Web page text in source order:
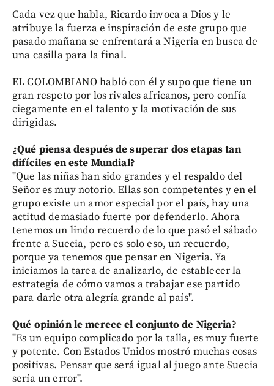
Cada vez que habla, Ricardo invoca a Dios y le
atribuye la fuerza e inspiración de este grupo que
pasado mañana se enfrentará a Nigeria en busca de
una casilla para la final.
EL COLOMBIANO habló con él y supo que tiene un
gran respeto por los rivales africanos, pero confía
ciegamente en el talento y la motivación de sus
dirigidas.
¿Qué piensa después de superar dos etapas tan
difíciles en este Mundial?
"Que las niñas han sido grandes y el respaldo del
Señor es muy notorio. Ellas son competentes y en el
grupo existe un amor especial por el país, hay una
actitud demasiado fuerte por defenderlo. Ahora
tenemos un lindo recuerdo de lo que pasó el sábado
frente a Suecia, pero es solo eso, un recuerdo,
porque ya tenemos que pensar en Nigeria. Ya
iniciamos la tarea de analizarlo, de establecer la
estrategia de cómo vamos a trabajar ese partido
para darle otra alegría grande al país".
Qué opinión le merece el conjunto de Nigeria?
"Es un equipo complicado por la talla, es muy fuerte
y potente. Con Estados Unidos mostró muchas cosas
positivas. Pensar que será igual al juego ante Suecia
sería un error".